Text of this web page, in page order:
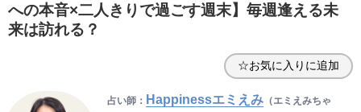
への本音×二人きりで過ごす週末】毎週逢える未
来は訪れる？
☆お気に入りに追加
占い師： Happinessエミえみ（エミえみちゃ